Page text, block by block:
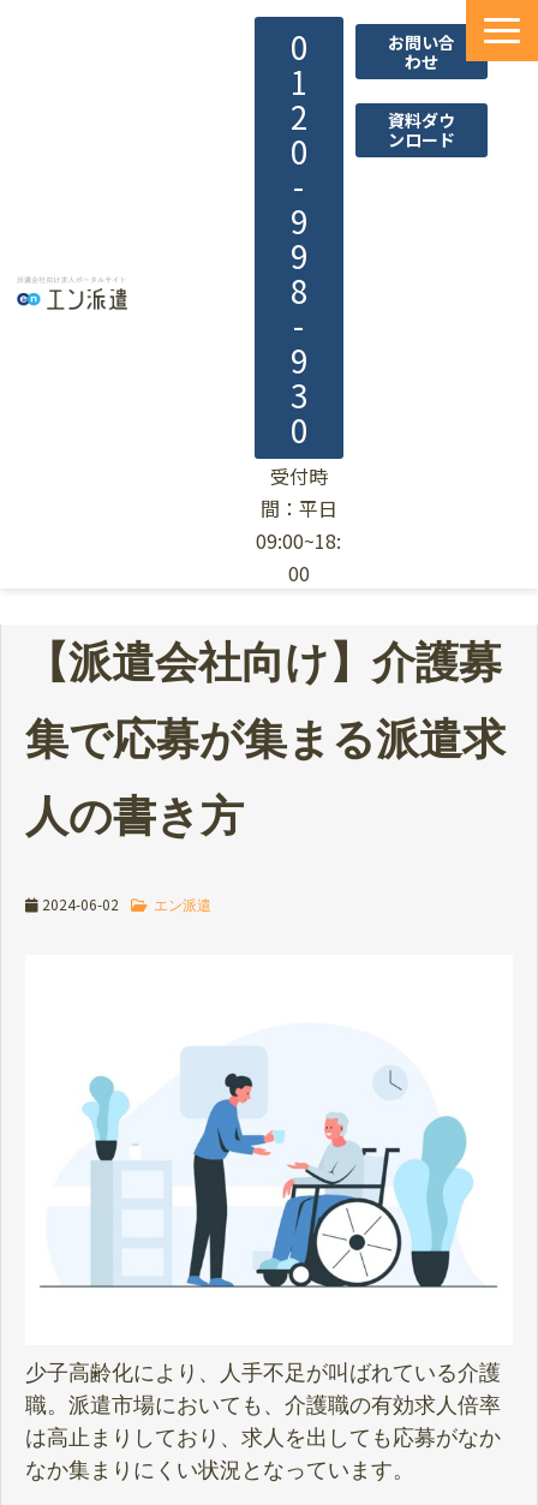
0
1
2
0
-
9
9
8
-
9
3
0
受付時
間：平日
09:00~18:
00
お問い合
わせ
資料ダウ
ンロード
採用ノウハウ
お役立ち資料
派遣スタッフの依頼
【派遣会社向け】介護募
集で応募が集まる派遣求
人の書き方
2024-06-02 エン派遣
少子高齢化により、人手不足が叫ばれている介護
職。派遣市場においても、介護職の有効求人倍率
は高止まりしており、求人を出しても応募がなか
なか集まりにくい状況となっています。